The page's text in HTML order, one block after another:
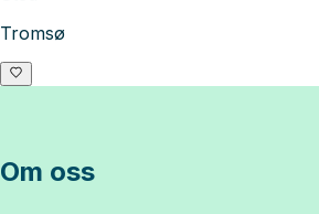
Tromsø
Om oss